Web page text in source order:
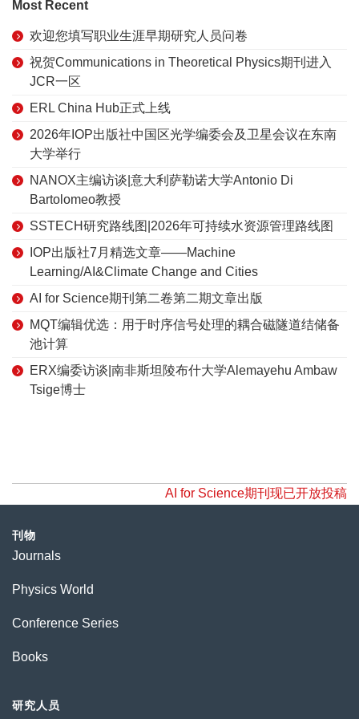
Most Recent
欢迎您填写职业生涯早期研究人员问卷
祝贺Communications in Theoretical Physics期刊进入
JCR一区
ERL China Hub正式上线
2026年IOP出版社中国区光学编委会及卫星会议在东南
大学举行
NANOX主编访谈|意大利萨勒诺大学Antonio Di
Bartolomeo教授
SSTECH研究路线图|2026年可持续水资源管理路线图
IOP出版社7月精选文章——Machine
Learning/AI&Climate Change and Cities
AI for Science期刊第二卷第二期文章出版
MQT编辑优选：用于时序信号处理的耦合磁隧道结储备
池计算
ERX编委访谈|南非斯坦陵布什大学Alemayehu Ambaw
Tsige博士
AI for Science期刊现已开放投稿
刊物
Journals
Physics World
Conference Series
Books
研究人员